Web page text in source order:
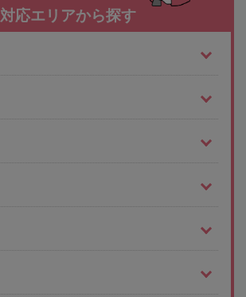
対応エリアから探す